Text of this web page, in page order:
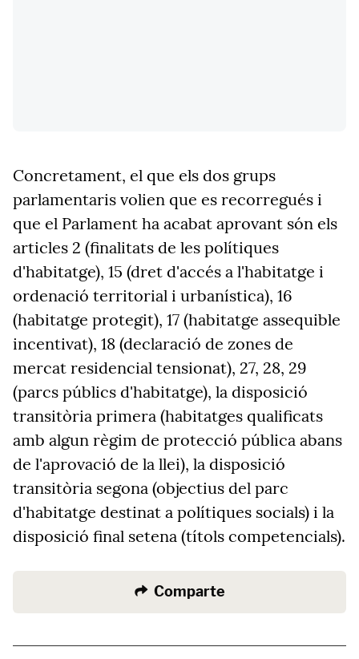
Concretament, el que els dos grups
parlamentaris volien que es recorregués i
que el Parlament ha acabat aprovant són els
articles 2 (finalitats de les polítiques
d'habitatge), 15 (dret d'accés a l'habitatge i
ordenació territorial i urbanística), 16
(habitatge protegit), 17 (habitatge assequible
incentivat), 18 (declaració de zones de
mercat residencial tensionat), 27, 28, 29
(parcs públics d'habitatge), la disposició
transitòria primera (habitatges qualificats
amb algun règim de protecció pública abans
de l'aprovació de la llei), la disposició
transitòria segona (objectius del parc
d'habitatge destinat a polítiques socials) i la
disposició final setena (títols competencials).
Comparte